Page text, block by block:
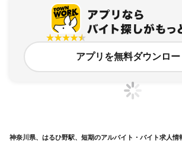
アプリを無料ダウンロー
神奈川県、はるひ野駅、短期のアルバイト・バイト求人情